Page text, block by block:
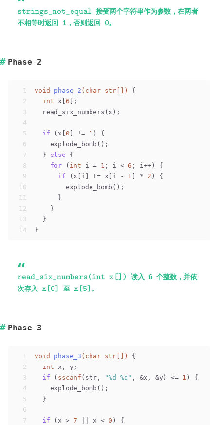
\verb|strings_not_equal|
strings_not_equal 接受两个字符串作为参数，在两者
不相等时返回 \verb|1|
1 ，否则返回 \verb|0|
0。
Phase 2
1
2
3
4
5
6
7
8
9
10
11
12
13
14
void phase_2 ( char str[])
{
int x[ 6 ];
  read_six_numbers(x);
if (x[ 0 ] != 1 ) {
    explode_bomb();
  }
else {
for ( int i = 1 ; i < 6 ; i++) {
if (x[i] != x[i - 1 ] * 2 ) {
        explode_bomb();
      }
    }
  }
}
\verb|read_six_numbers(int
x[])|
read_six_numbers(int x[])
读入 6 个整数，并依
次存入 \verb|x[0]|
x[0] 至 \verb|x[5]|
x[5] 。
Phase 3
1
2
3
4
5
6
7
void phase_3 ( char str[])
{
int x, y;
if ( sscanf (str, "%d %d" , &x, &y) <= 1 ) {
    explode_bomb();
  }
if (x > 7 || x < 0 ) {